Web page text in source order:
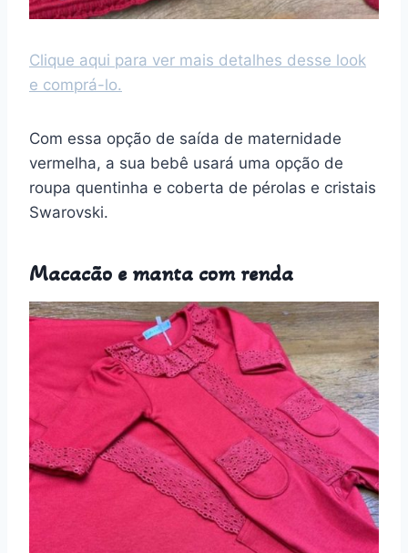
Clique aqui para ver mais detalhes desse look
e comprá-lo.
Com essa opção de saída de maternidade
vermelha, a sua bebê usará uma opção de
roupa quentinha e coberta de pérolas e cristais
Swarovski.
Macacão e manta com renda